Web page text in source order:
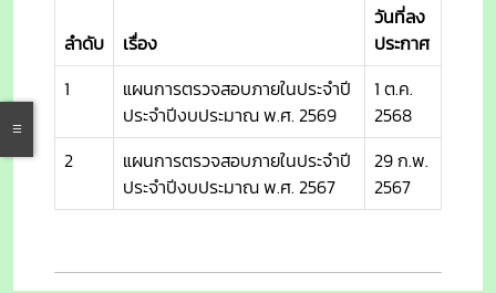
ลำดับ เรื่อง
วันที่ลง
ประกาศ
1
แผนการตรวจสอบภายในประจำปี
ประจำปีงบประมาณ พ.ศ. 2569
1 ต.ค.
2568
2
แผนการตรวจสอบภายในประจำปี
ประจำปีงบประมาณ พ.ศ. 2567
29 ก.พ.
2567